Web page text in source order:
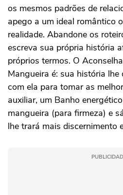
os mesmos padrões de
apego a um ideal romântico
realidade. Abandone os
escreva sua própria história
próprios termos. O
Mangueira é: sua história
com ela para tomar as
auxiliar, um Banho
mangueira (para firmeza) e
lhe trará mais discernimento